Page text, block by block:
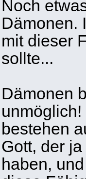
Noch
Dämonen.
mit dieser
sollte...
Dämonen
bestehen
Gott, der
haben,